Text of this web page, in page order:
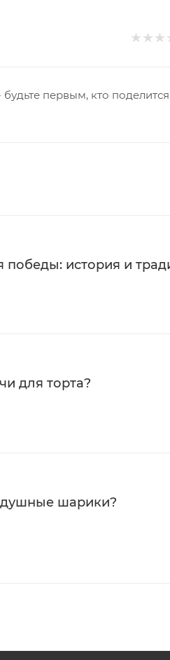
первым, кто
победы: история и
для торта?
шарики?